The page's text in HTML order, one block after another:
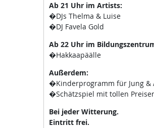
Ab 21 Uhr im Artists:
�DJs Thelma & Luise
�DJ Favela Gold
Ab 22 Uhr im
�Hakkaapäälle
Außerdem:
�Kinderprogramm für Jung &
�Schätzspiel mit tollen
Bei jeder Witterung.
Eintritt frei.